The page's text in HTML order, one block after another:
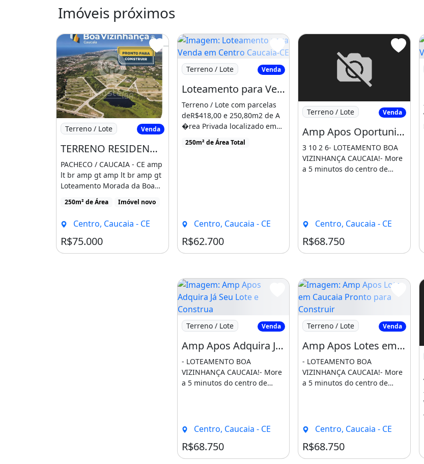
- Quer mais informações?
5) 9 8 8 3 5 0 6 3 5 Creci 20151j
Imóveis próximos
Imagem: TERRENO RESIDENCIAL em CAUCAIA - CE, CENTRO
Terreno / Lote Venda
TERRENO RESIDENCIAL em CAUCAIA - CE, CENTRO
PACHECO / CAUCAIA - CE amp
lt br amp gt amp lt br amp gt
Loteamento Morada da Boa
Vizinhança (Caucaia [...]
250m² de Área Imóvel novo
Centro, Caucaia - CE
R$75.000
Imagem: Loteamento para Venda em Centro Caucaia-CE
Terreno / Lote Venda
Loteamento para Venda em Centro Caucaia-CE
Terreno / Lote com parcelas
deR$418,00 e 250,80m2 de A
�rea Privada localizado em
Centro, Caucaia. Amp [...]
250m² de Área Total
Centro, Caucaia - CE
R$62.700
Imagem: Amp Apos
Terreno / Lote Venda
Amp Apos Oportunidade! Seu Lote Próximo Ás Belas Praias de Caucaia9 3 10 2 6
3 10 2 6- LOTEAMENTO BOA
VIZINHANÇA CAUCAIA!- More
a 5 minutos do centro de
Centro, Caucaia - CE
R$68.750
Imagem: Amp Apos Adquira Já Seu Lote e Construa
Terreno / Lote Venda
Amp Apos Adquira Já Seu Lote e Construa Sua Casa Próx as Praias de Caucaia. Compareça
- LOTEAMENTO BOA
VIZINHANÇA CAUCAIA!- More
a 5 minutos do centro de
Centro, Caucaia - CE
R$68.750
Imagem: Amp Apos Lotes em
Terreno / Lote Venda
Amp Apos Lotes em Caucaia Pronto para Construir Pertinho do Centro e da Praia. Mateus
- LOTEAMENTO BOA
VIZINHANÇA CAUCAIA!- More
a 5 minutos do centro de
Centro, Caucaia - CE
R$68.750